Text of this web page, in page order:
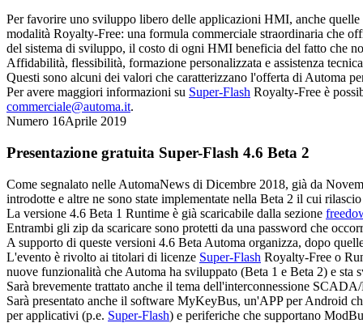
Per favorire uno sviluppo libero delle applicazioni HMI, anche
modalità Royalty-Free: una formula commerciale straordinaria che
del sistema di sviluppo, il costo di ogni HMI beneficia del fatto che
Affidabilità, flessibilità, formazione personalizzata e assistenza
Questi sono alcuni dei valori che caratterizzano l'offerta di Automa
Per avere maggiori informazioni su Super-Flash Royalty-Free è
commerciale@automa.it.
Numero 16Aprile 2019
Presentazione gratuita Super-Flash 4.6 Beta 2
Come segnalato nelle AutomaNews di Dicembre 2018, già da
introdotte e altre ne sono state implementate nella Beta 2 il cui
La versione 4.6 Beta 1 Runtime è già scaricabile dalla sezione
Entrambi gli zip da scaricare sono protetti da una password che
A supporto di queste versioni 4.6 Beta Automa organizza, dopo
L'evento è rivolto ai titolari di licenze Super-Flash Royalty-Free o
nuove funzionalità che Automa ha sviluppato (Beta 1 e Beta 2) e sta
Sarà brevemente trattato anche il tema dell'interconnessione
Sarà presentato anche il software MyKeyBus, un'APP per Android
per applicativi (p.e. Super-Flash) e periferiche che supportano